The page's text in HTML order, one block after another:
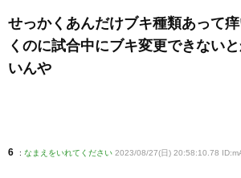
せっかくあんだけブキ種類あって
くのに試合中にブキ変更できない
いんや
6 : なまえをいれてください 2023/08/27(日) 20:58:10.78